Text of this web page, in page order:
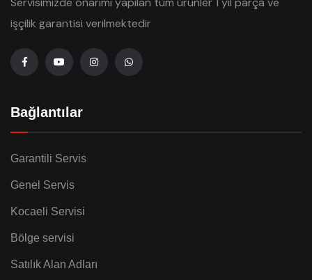
işçilik garantisi verilmektedir
Bağlantılar
Garantili Servis
Genel Servis
Kocaeli Servisi
Bölge servisi
Satılık Alan Adları